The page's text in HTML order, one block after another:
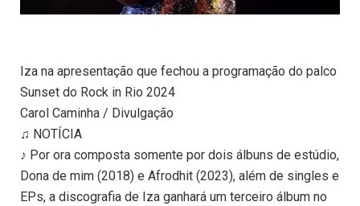
Iza na apresentação que fechou a programação do palco
Sunset do Rock in Rio 2024
Carol Caminha / Divulgação
♫ NOTÍCIA
♪ Por ora composta somente por dois álbuns de estúdio,
Dona de mim (2018) e Afrodhit (2023), além de singles e
EPs, a discografia de Iza ganhará um terceiro álbum no